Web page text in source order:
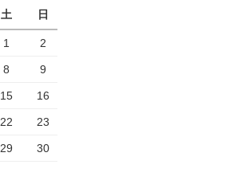
土 日
1 2
8 9
15 16
22 23
29 30